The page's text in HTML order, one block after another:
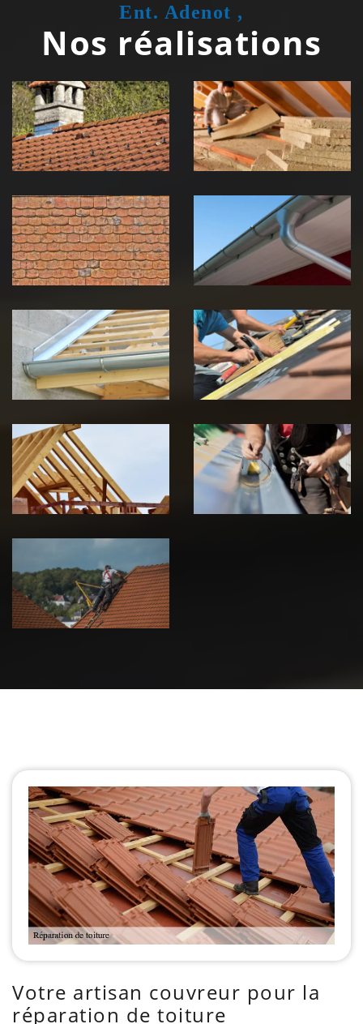
Ent. Adenot ,
Nos réalisations
Couvreur
zingueur 39
Jura
Isolation de
toiture 39
Jura
démoussage de
toiture 39
Jura
pose de
gouttière 39
Jura
Pose de
Chéneau 39
Jura
Réparation de
toiture 39
Jura
Traitement de
charpente 39
Jura
Travaux de
zinguerie 39
Jura
Urgence fuite
de toiture 39
Jura
Votre artisan couvreur pour la
réparation de toiture